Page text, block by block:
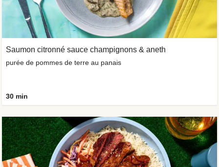
Saumon citronné sauce champignons & aneth
purée de pommes de terre au panais
30 min